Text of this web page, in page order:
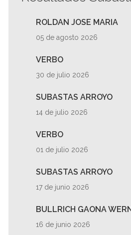
ROLDAN JOSE MARIA
05 de agosto 2026
VERBO
30 de julio 2026
SUBASTAS ARROYO
14 de julio 2026
VERBO
01 de julio 2026
SUBASTAS ARROYO
17 de junio 2026
BULLRICH GAONA
16 de junio 2026